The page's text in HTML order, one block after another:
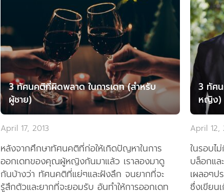
3 ทัศนคติที่ผิดพลาด ในการเดท (สำหรับ
ผู้ชาย)
April 17, 2013
หลังจากศึกษาทัศนคติที่ก่อให้เกิดปัญหาในการ
ออกเดทของคุณผู้หญิงกันมาแล้ว เราลองมาดู
กันบ้างว่า ทัศนคติที่แย่ๆและฝังลึก จนยากที่จะ
รู้สึกตัวและยากที่จะยอมรับ อันทำให้การออกเดท
3 ทัศ
หญิง)
April 12,
ในรอบไ
บล็อกแล
เผลอๆป
ซึ่งเขีย